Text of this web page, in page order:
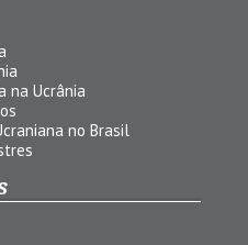
na Ucrânia
no Brasil